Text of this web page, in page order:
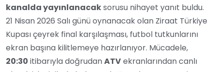
kanalda yayınlanacaksorusu nihayet yanıt buldu.
21 Nisan 2026 Salı günü oynanacak olan Ziraat Türkiye
Kupası çeyrek final karşılaşması, futbol tutkunlarını
ekran başına kilitlemeye hazırlanıyor. Mücadele,
20:30 itibarıyla doğrudanATVekranlarından canlı